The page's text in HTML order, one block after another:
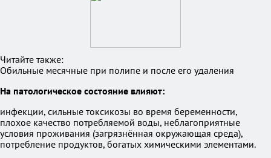
Читайте также:
Обильные месячные при полипе и после его удаления
На патологическое состояние влияют:
инфекции, сильные токсикозы во время беременности,
плохое качество потребляемой воды, неблагоприятные
условия проживания (загрязнённая окружающая среда),
потребление продуктов, богатых химическими элементами.